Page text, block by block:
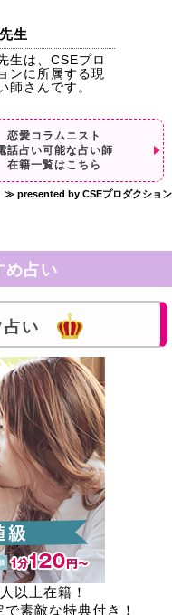
生
生は、CSEプロ
ンに所属する現
師さんです。
恋愛コラムニスト
話占い可能な占い師
在籍一覧はこちら
≫ presented by CSEプロダクション
め占い
い
以上在籍！
素敵な特典付き！